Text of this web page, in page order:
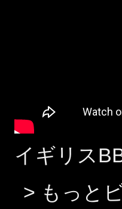
イギリス
> もっと